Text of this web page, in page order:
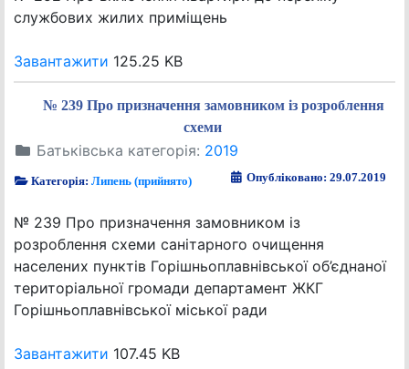
службових жилих приміщень
Завантажити 125.25 KB
№ 239 Про призначення замовником із розроблення
схеми
Батьківська категорія: 2019
Категорія:Липень (прийнято) Опубліковано: 29.07.2019
№ 239 Про призначення замовником із
розроблення схеми санітарного очищення
населених пунктів Горішньоплавнівської об’єднаної
територіальної громади департамент ЖКГ
Горішньоплавнівської міської ради
Завантажити 107.45 KB